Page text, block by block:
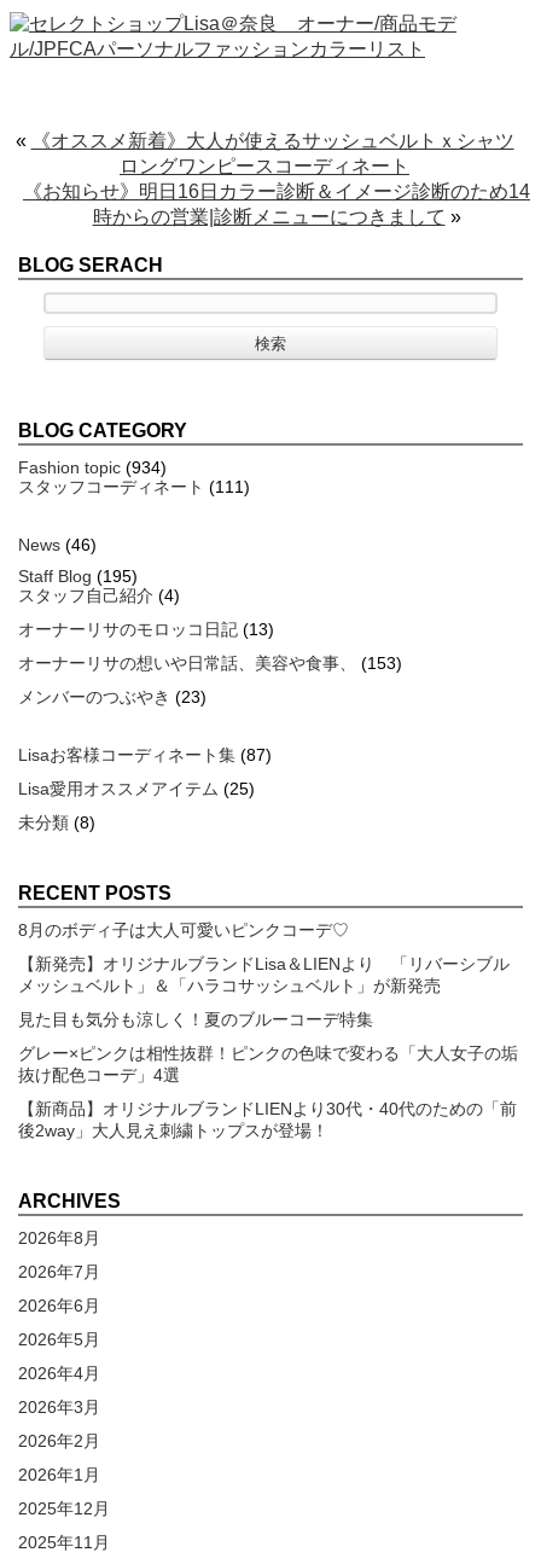
«
《オススメ新着》大人が使えるサッシュベルトｘシャツ
ロングワンピースコーディネート
《お知らせ》明日16日カラー診断＆イメージ診断のため14
時からの営業|診断メニューにつきまして »
BLOG SERACH
BLOG CATEGORY
Fashion topic (934)
スタッフコーディネート (111)
News (46)
Staff Blog (195)
スタッフ自己紹介 (4)
オーナーリサのモロッコ日記 (13)
オーナーリサの想いや日常話、美容や食事、
(153)
メンバーのつぶやき (23)
Lisaお客様コーディネート集 (87)
Lisa愛用オススメアイテム (25)
未分類 (8)
RECENT POSTS
8月のボディ子は大人可愛いピンクコーデ♡
【新発売】オリジナルブランドLisa＆LIENより 「リバーシブル
メッシュベルト」＆「ハラコサッシュベルト」が新発売
見た目も気分も涼しく！夏のブルーコーデ特集
グレー×ピンクは相性抜群！ピンクの色味で変わる「大人女子の垢
抜け配色コーデ」4選
【新商品】オリジナルブランドLIENより30代・40代のための「前
後2way」大人見え刺繍トップスが登場！
ARCHIVES
2026年8月
2026年7月
2026年6月
2026年5月
2026年4月
2026年3月
2026年2月
2026年1月
2025年12月
2025年11月